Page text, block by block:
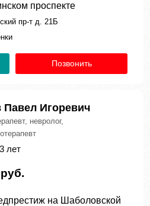
проспекте
пр-т д. 21Б
Позвонить
Павел Игоревич
невролог,
лет
на Шаболовской